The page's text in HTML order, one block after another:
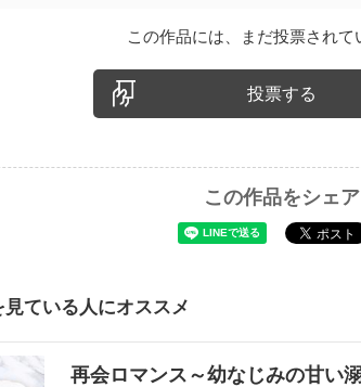
この作品には、まだ投票されて
投票する
この作品をシェア
見ている人にオススメ
再会ロマンス～幼なじみの甘い